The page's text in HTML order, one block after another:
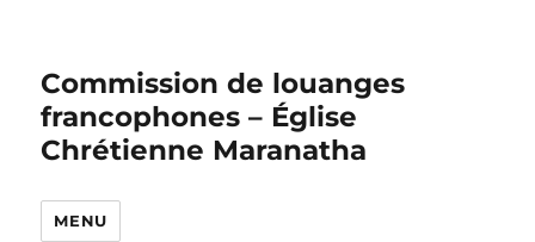
Commission de louanges
francophones – Église
Chrétienne Maranatha
MENU